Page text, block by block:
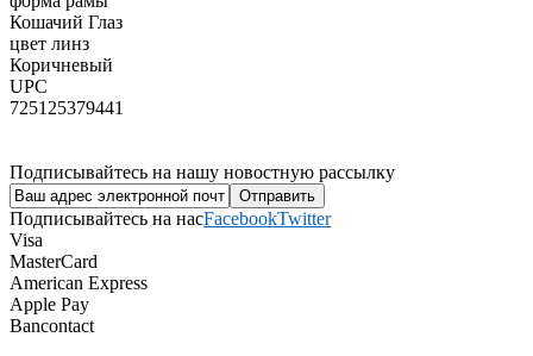
Кошачий Глаз
цвет линз
Коричневый
UPC
725125379441
Подписывайтесь на нашу новостную рассылку
Подписывайтесь на насFacebookTwitter
Visa
MasterCard
American Express
Apple Pay
Bancontact